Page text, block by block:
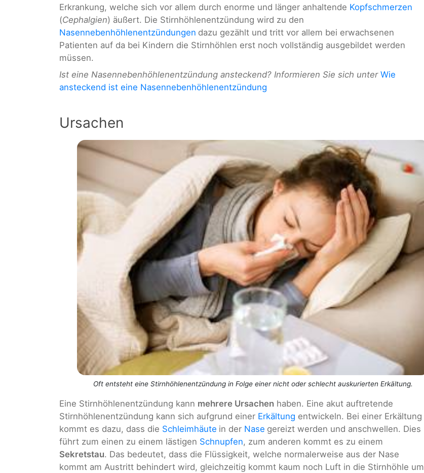
Erkrankung, welche sich vor allem durch enorme und länger anhaltende Kopfschmerzen
(Cephalgien) äußert. Die Stirnhöhlenentzündung wird zu den
Nasennebenhöhlenentzündungen dazu gezählt und tritt vor allem bei erwachsenen
Patienten auf da bei Kindern die Stirnhöhlen erst noch vollständig ausgebildet werden
müssen.
Ist eine Nasennebenhöhlenentzündung ansteckend? Informieren Sie sich unter Wie
ansteckend ist eine Nasennebenhöhlenentzündung
Ursachen
Oft entsteht eine Stirnhöhlenentzündung in Folge einer nicht oder schlecht auskurierten Erkältung.
Eine Stirnhöhlenentzündung kann mehrere Ursachen haben. Eine akut auftretende
Stirnhöhlenentzündung kann sich aufgrund einer Erkältung entwickeln. Bei einer Erkältung
kommt es dazu, dass die Schleimhäute in der Nase gereizt werden und anschwellen. Dies
führt zum einen zu einem lästigen Schnupfen, zum anderen kommt es zu einem
Sekretstau. Das bedeutet, dass die Flüssigkeit, welche normalerweise aus der Nase
kommt am Austritt behindert wird, gleichzeitig kommt kaum noch Luft in die Stirnhöhle um